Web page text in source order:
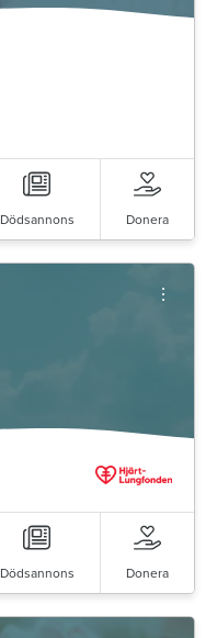
Dödsannons Donera
Dödsannons Donera